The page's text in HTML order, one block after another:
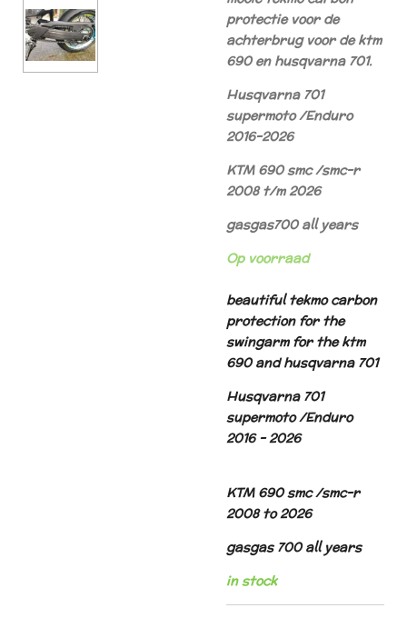
protectie voor de
achterbrug voor de ktm
690 en husqvarna 701.
Husqvarna 701
supermoto /Enduro
2016-2026
KTM 690 smc /smc-r
2008 t/m 2026
gasgas700 all years
Op voorraad
beautiful tekmo carbon
protection for the
swingarm for the ktm
690 and husqvarna 701
Husqvarna 701
supermoto /Enduro
2016 - 2026
KTM 690 smc /smc-r
2008 to 2026
gasgas 700 all years
in stock